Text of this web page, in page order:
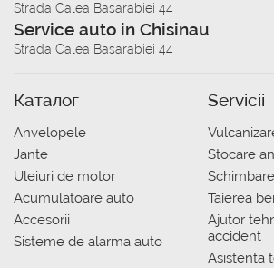
Strada Calea Basarabiei 44
Service auto in Chisinau
Strada Calea Basarabiei 44
Каталог
Anvelopele
Jante
Uleiuri de motor
Acumulatoare auto
Accesorii
Sisteme de alarma auto
Servicii
Stocare
Taierea
Ajutor
accident
Asistenta